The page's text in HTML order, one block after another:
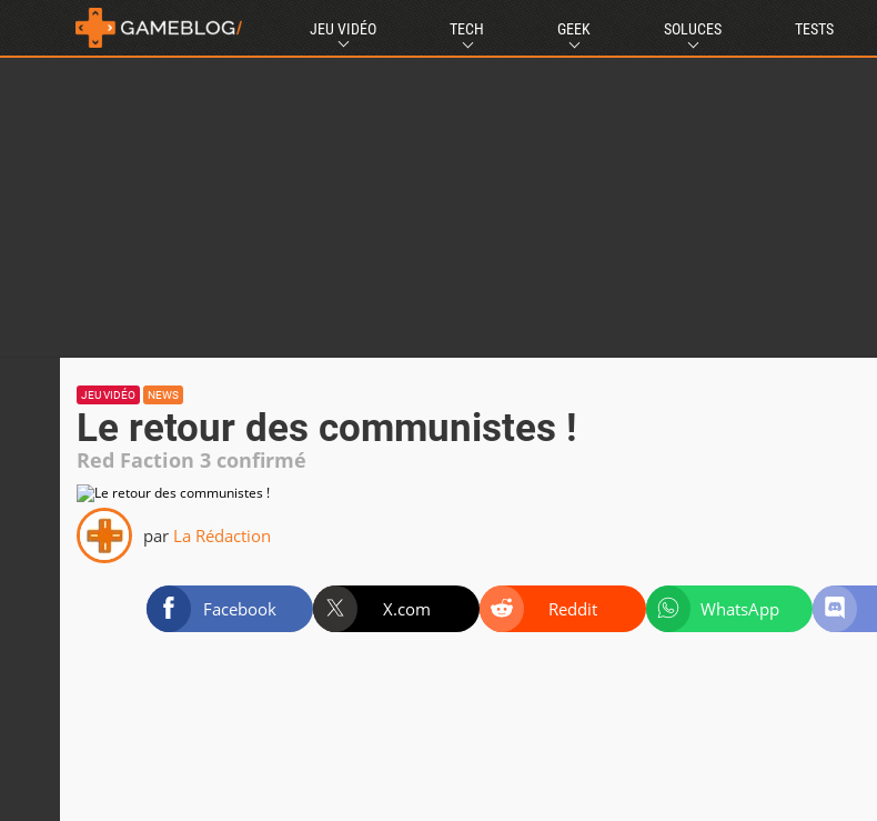
JEU VIDÉO TECH GEEK SOLUCES TESTS
JEU VIDÉO NEWS
Le retour des communistes !
Red Faction 3 confirmé
par La Rédaction
Facebook X.com Reddit WhatsApp